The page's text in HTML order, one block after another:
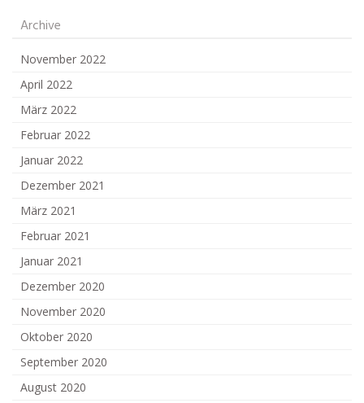
Archive
November 2022
April 2022
März 2022
Februar 2022
Januar 2022
Dezember 2021
März 2021
Februar 2021
Januar 2021
Dezember 2020
November 2020
Oktober 2020
September 2020
August 2020